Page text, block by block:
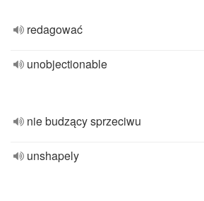
redagować
unobjectionable
nie budzący sprzeciwu
unshapely